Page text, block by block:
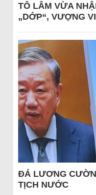
TÔ LÂM VỪA
„DỚP“, VƯỢNG
ĐÁ LƯƠNG
TỊCH NƯỚC